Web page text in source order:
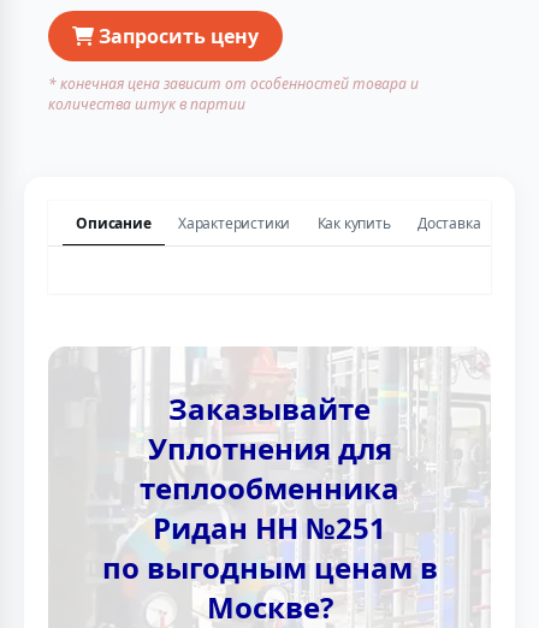
Запросить цену
* конечная цена зависит от особенностей товара и
количества штук в партии
Описание Характеристики Как купить Доставка
Заказывайте
Уплотнения для
теплообменника
Ридан НН №251
по выгодным ценам в
Москве?